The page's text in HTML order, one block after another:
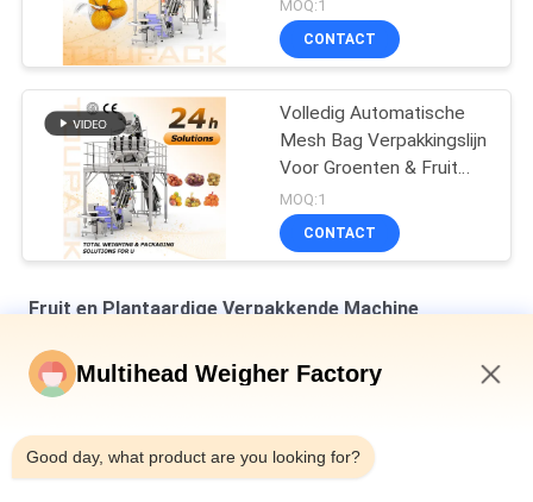
Sluitmachine met
Multihead Weigher
MOQ:1
CONTACT
Volledig Automatische
Mesh Bag Verpakkingslijn
Voor Groenten & Fruit
Netzak Vul- en
Sluitmachine met
Multihead Weigher
MOQ:1
CONTACT
Fruit en Plantaardige Verpakkende Machine
Automatische netzakverpakkingsmachine voor gouden
munten
50BPM van de Muntstukchocolade het Knippen Machine
Multihead Weigher Factory
Good day, what product are you looking for?